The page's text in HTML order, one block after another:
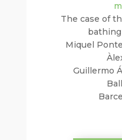
The case of
bathing
Miquel
Guillermo